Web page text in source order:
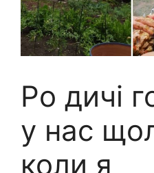
Ро дичі
у нас
коли я